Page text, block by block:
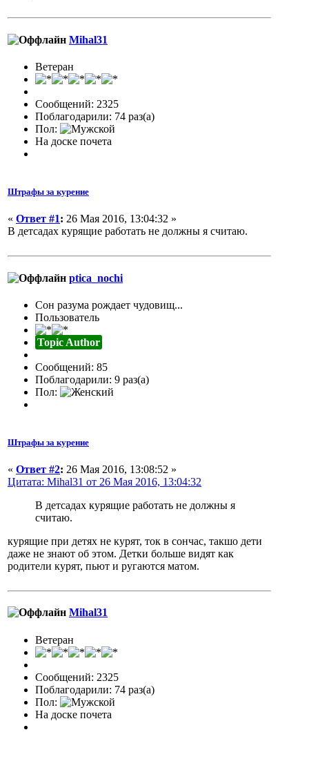
Mihal31
Ветеран
Сообщений: 2325
Поблагодарили: 74 раз(а)
Пол:
На доске почета
Штрафы за курение
« Ответ #1: 26 Мая 2016, 13:04:32 »
В детсадах курящие работать не должны я считаю.
ptica_nochi
Сон разума рождает чудовищ...
Пользователь
Topic Author
Сообщений: 85
Поблагодарили: 9 раз(а)
Пол:
Штрафы за курение
« Ответ #2: 26 Мая 2016, 13:08:52 »
Цитата: Mihal31 от 26 Мая 2016, 13:04:32
В детсадах курящие работать не должны я
считаю.
курящие при детях не курят, ток в сончас, такшо дети
даже не знают об этом. Детки больше видят как
родители курят, пьют и ругаются матом.
Mihal31
Ветеран
Сообщений: 2325
Поблагодарили: 74 раз(а)
Пол:
На доске почета